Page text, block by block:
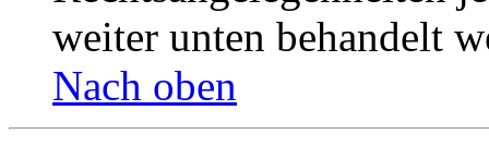
weiter unten behandelt
Nach oben